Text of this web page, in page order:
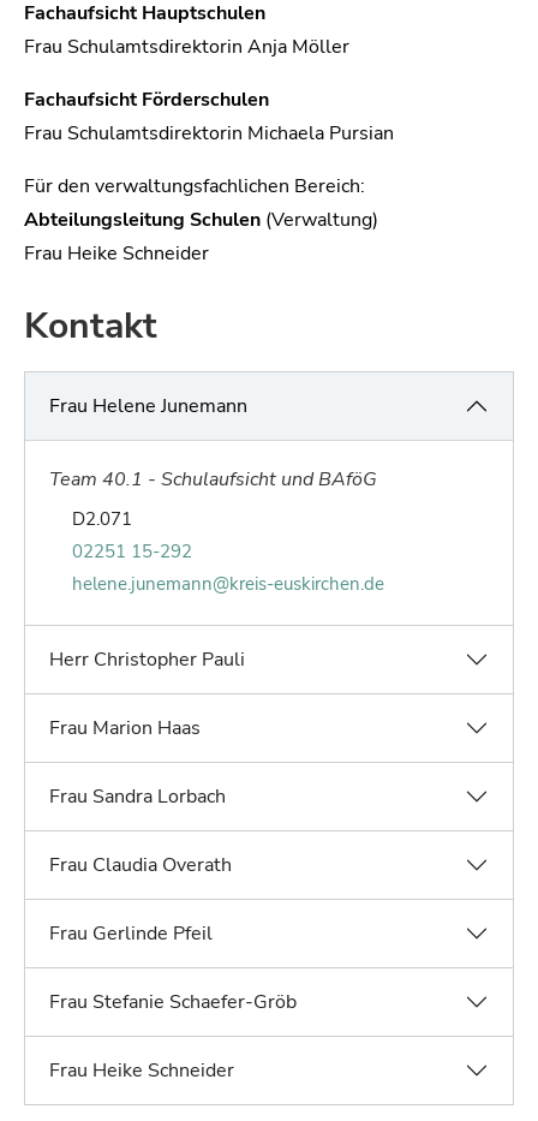
Fachaufsicht Hauptschulen
Frau Schulamtsdirektorin Anja Möller
Fachaufsicht Förderschulen
Frau Schulamtsdirektorin Michaela Pursian
Für den verwaltungsfachlichen Bereich:
Abteilungsleitung Schulen (Verwaltung)
Frau Heike Schneider
Kontakt
Frau Helene Junemann
Team 40.1 - Schulaufsicht und BAföG
D2.071Raum von Helene Junemann:
02251 15-292Telefonnummer von Helene Junemann:
E-Mail von Helene Junemann:
helene.junemann@kreis-euskirchen.de
Herr Christopher Pauli
Frau Marion Haas
Frau Sandra Lorbach
Frau Claudia Overath
Frau Gerlinde Pfeil
Frau Stefanie Schaefer-Gröb
Frau Heike Schneider